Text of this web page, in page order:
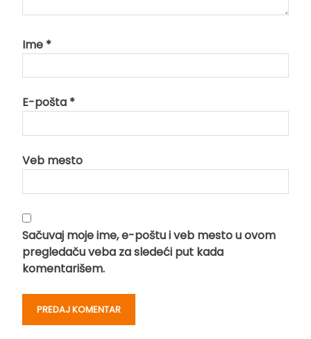
Ime *
E-pošta *
Veb mesto
Sačuvaj moje ime, e-poštu i veb mesto u ovom
pregledaču veba za sledeći put kada
komentarišem.